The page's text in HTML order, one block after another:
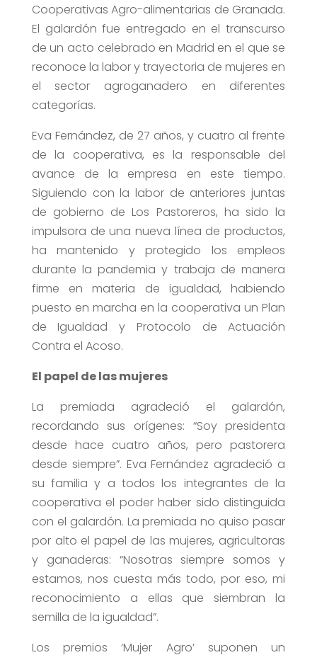
Cooperativas Agro-alimentarias de Granada.
El galardón fue entregado en el transcurso
de un acto celebrado en Madrid en el que se
reconoce la labor y trayectoria de mujeres en
el sector agroganadero en diferentes
categorías.
Eva Fernández, de 27 años, y cuatro al frente
de la cooperativa, es la responsable del
avance de la empresa en este tiempo.
Siguiendo con la labor de anteriores juntas
de gobierno de Los Pastoreros, ha sido la
impulsora de una nueva línea de productos,
ha mantenido y protegido los empleos
durante la pandemia y trabaja de manera
firme en materia de igualdad, habiendo
puesto en marcha en la cooperativa un Plan
de Igualdad y Protocolo de Actuación
Contra el Acoso.
El papel de las mujeres
La premiada agradeció el galardón,
recordando sus orígenes: “Soy presidenta
desde hace cuatro años, pero pastorera
desde siempre”. Eva Fernández agradeció a
su familia y a todos los integrantes de la
cooperativa el poder haber sido distinguida
con el galardón. La premiada no quiso pasar
por alto el papel de las mujeres, agricultoras
y ganaderas: “Nosotras siempre somos y
estamos, nos cuesta más todo, por eso, mi
reconocimiento a ellas que siembran la
semilla de la igualdad”.
Los premios ‘Mujer Agro’ suponen un